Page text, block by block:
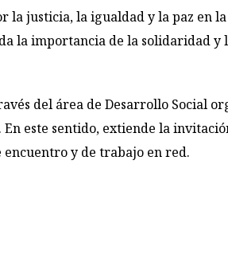
la justicia, la igualdad y la paz en
la importancia de la solidaridad
del área de Desarrollo Social
este sentido, extiende la
y de trabajo en red.